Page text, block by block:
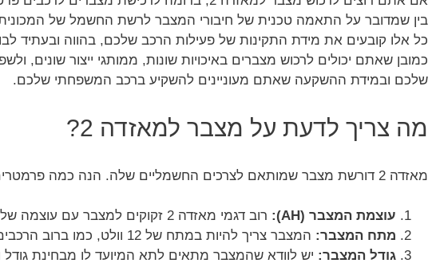
בין שמדובר על התאמה טכנית של חיבורי המצבר לרשת החשמל של
כל אלו קובעים את מידת התקינות של פעילות הרכב שלכם, בהווה ובעתיד
כמובן שאתם יכולים לרכוש מצברים באיכויות שונות, ממותגי ייצור
שלכם ובמידת ההשקעה שאתם מעוניינים להשקיע ברכב המשפחתי שלכם.
מה צריך לדעת על מצבר למאזדה 2?
מאזדה 2 דורשת מצבר שמותאם לצרכים החשמליים שלה. הנה כמה פרמטרים שחשוב לבדוק לפני הרכישה:
עוצמת המצבר (AH):
רוב דגמי מאזדה 2 זקוקים למצבר עם עוצמה של 60 אמפר.
מתח המצבר: המצבר צריך להיות במתח של 12 וולט, כמו ברוב הרכבים הפרטיים.
גודל המצבר: יש לוודא שהמצבר מתאים לתא המיועד לו מבחינת גודל